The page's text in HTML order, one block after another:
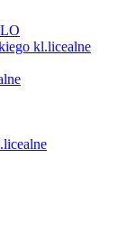
kl.licealne